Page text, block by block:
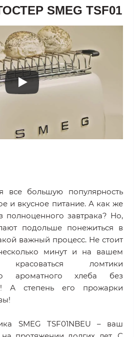
SMEG TSF01
все большую популярность
и вкусное питание. А как же
полноценного завтрака? Но,
подольше понежиться в
важный процесс. Не стоит
минут и на вашем
ломтики
ароматного хлеба без
А степень его прожарки
SMEG TSF01NBEU – ваш